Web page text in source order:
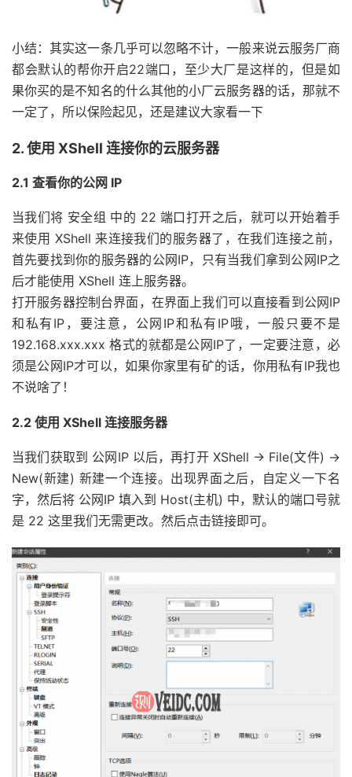
小结：其实这一条几乎可以忽略不计，一般来说云服务厂商
都会默认的帮你开启22端口，至少大厂是这样的，但是如
果你买的是不知名的什么其他的小厂云服务器的话，那就不
一定了，所以保险起见，还是建议大家看一下
2. 使用 XShell 连接你的云服务器
2.1 查看你的公网 IP
当我们将 安全组 中的 22 端口打开之后，就可以开始着手
来使用 XShell 来连接我们的服务器了，在我们连接之前，
首先要找到你的服务器的公网IP，只有当我们拿到公网IP之
后才能使用 XShell 连上服务器。
打开服务器控制台界面，在界面上我们可以直接看到公网IP
和私有IP，要注意，公网IP和私有IP哦，一般只要不是
192.168.xxx.xxx 格式的就都是公网IP了，一定要注意，必
须是公网IP才可以，如果你家里有矿的话，你用私有IP我也
不说啥了！
2.2 使用 XShell 连接服务器
当我们获取到 公网IP 以后，再打开 XShell → File(文件) →
New(新建) 新建一个连接。出现界面之后，自定义一下名
字，然后将 公网IP 填入到 Host(主机) 中，默认的端口号就
是 22 这里我们无需更改。然后点击链接即可。